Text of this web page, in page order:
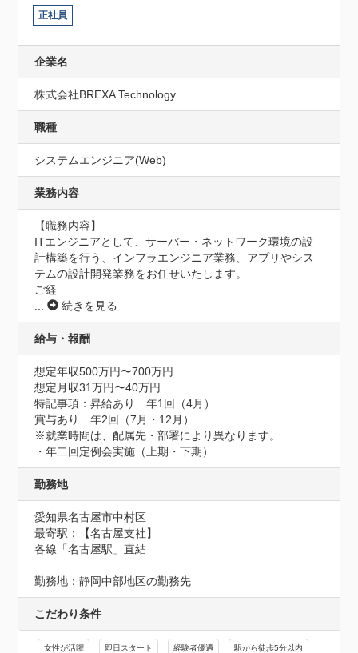
正社員
企業名
株式会社BREXA Technology
職種
システムエンジニア(Web)
業務内容
【職務内容】
ITエンジニアとして、サーバー・ネットワーク環境の設
計構築を行う、インフラエンジニア業務、アプリやシス
テムの設計開発業務をお任せいたします。
ご経
...
続きを見る
給与・報酬
想定年収500万円〜700万円
想定月収31万円〜40万円
特記事項：昇給あり　年1回（4月）
賞与あり　年2回（7月・12月）
※就業時間は、配属先・部署により異なります。
・年二回定例会実施（上期・下期）
勤務地
愛知県名古屋市中村区
最寄駅：【名古屋支社】
各線「名古屋駅」直結
勤務地：静岡中部地区の勤務先
こだわり条件
女性が活躍 即日スタート 経験者優遇 駅から徒歩5分以内